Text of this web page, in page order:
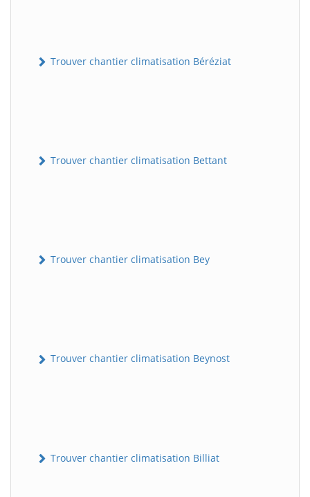
Trouver chantier climatisation Béréziat
Trouver chantier climatisation Bettant
Trouver chantier climatisation Bey
Trouver chantier climatisation Beynost
Trouver chantier climatisation Billiat